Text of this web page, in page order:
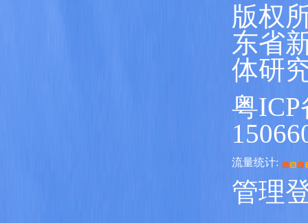
版权
东省
体研
粤ICP
流量统计:
管理